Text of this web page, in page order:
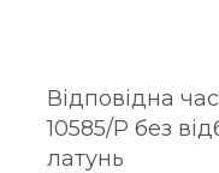
Відповідна
10585/P без
латунь